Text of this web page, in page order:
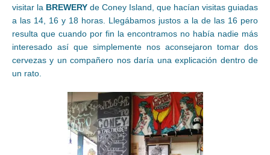
visitar la BREWERY de Coney Island, que hacían visitas guiadas
a las 14, 16 y 18 horas. Llegábamos justos a la de las 16 pero
resulta que cuando por fin la encontramos no había nadie más
interesado así que simplemente nos aconsejaron tomar dos
cervezas y un compañero nos daría una explicación dentro de
un rato.